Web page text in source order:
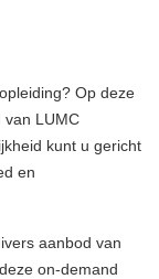
Op deze
van LUMC
kunt u gericht
en
aanbod van
on-demand